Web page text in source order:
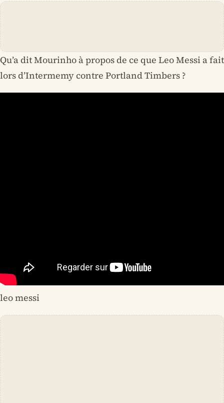
Qu’a dit Mourinho à propos de ce que Leo Messi a fait
lors d’Intermemy contre Portland Timbers ?
leo messi